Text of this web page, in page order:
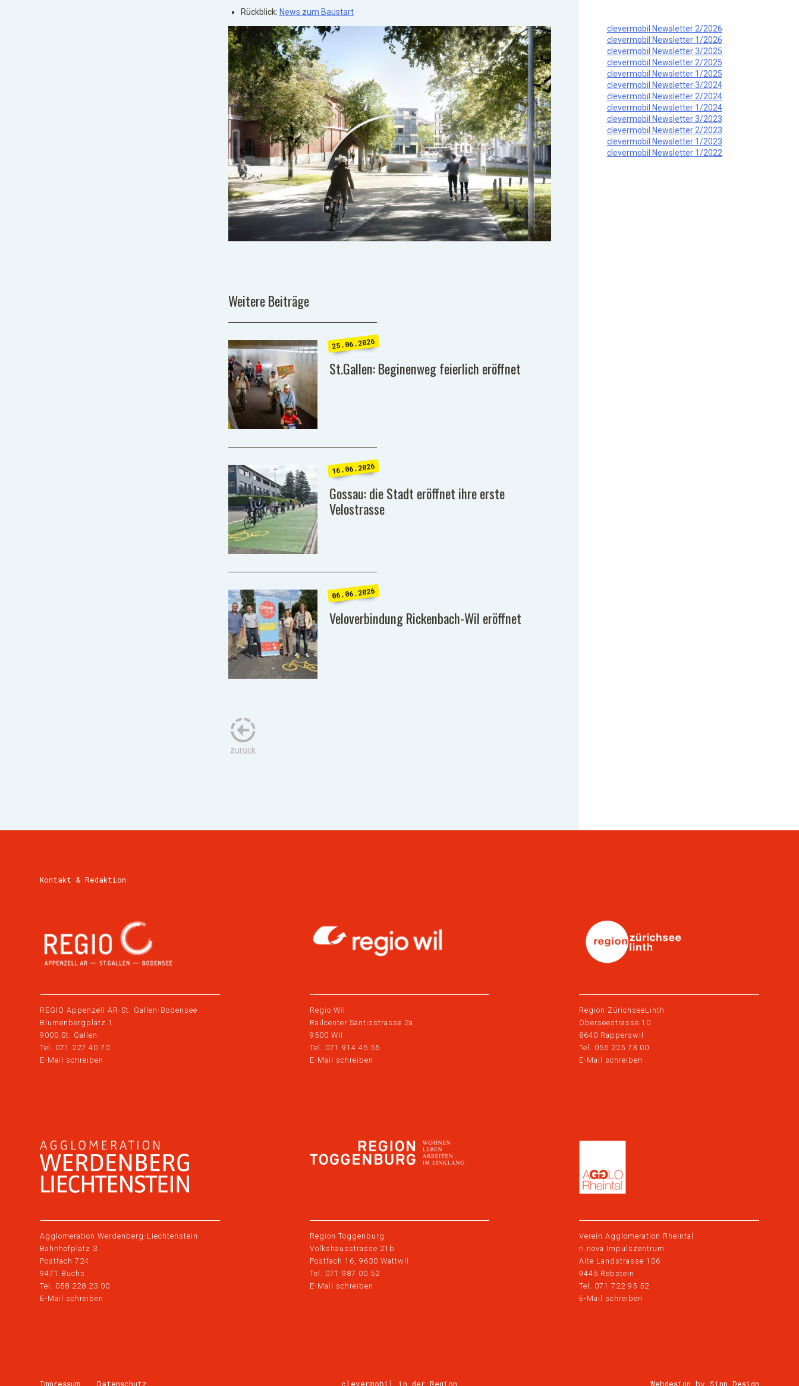
Rückblick: News zum Baustart
Weitere Beiträge
25.06.2026
St.Gallen: Beginenweg feierlich eröffnet
16.06.2026
Gossau: die Stadt eröffnet ihre erste
Velostrasse
06.06.2026
Veloverbindung Rickenbach-Wil eröffnet
zurück
clevermobil Newsletter 2/2026
clevermobil Newsletter 1/2026
clevermobil Newsletter 3/2025
clevermobil Newsletter 2/2025
clevermobil Newsletter 1/2025
clevermobil Newsletter 3/2024
clevermobil Newsletter 2/2024
clevermobil Newsletter 1/2024
clevermobil Newsletter 3/2023
clevermobil Newsletter 2/2023
clevermobil Newsletter 1/2023
clevermobil Newsletter 1/2022
Kontakt & Redaktion
REGIO Appenzell AR-St. Gallen-Bodensee
Blumenbergplatz 1
9000 St. Gallen
Tel. 071 227 40 70
E-Mail schreiben
Regio Wil
Railcenter Säntisstrasse 2a
9500 Wil
Tel. 071 914 45 55
E-Mail schreiben
Region ZürichseeLinth
Oberseestrasse 10
8640 Rapperswil
Tel. 055 225 73 00
E-Mail schreiben
Agglomeration Werdenberg-Liechtenstein
Bahnhofplatz 3
Postfach 724
9471 Buchs
Tel. 058 228 23 00
E-Mail schreiben
Region Toggenburg
Volkshausstrasse 21b
Postfach 16, 9630 Wattwil
Tel. 071 987 00 52
E-Mail schreiben
Verein Agglomeration Rheintal
ri.nova Impulszentrum
Alte Landstrasse 106
9445 Rebstein
Tel. 071 722 95 52
E-Mail schreiben
Impressum Datenschutz clevermobil in der Region Webdesign by Sinn Design